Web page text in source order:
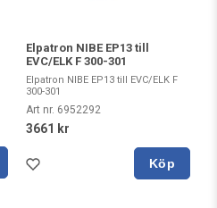
Elpatron NIBE EP13 till
EVC/ELK F 300-301
Elpatron NIBE EP13 till EVC/ELK F
300-301
Art nr. 6952292
3661 kr
Köp